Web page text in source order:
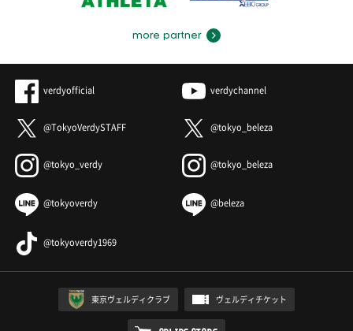
more partner
verdyofficial verdychannel
@TokyoVerdySTAFF @tokyo_beleza
@tokyo_verdy @tokyo_beleza
@tokyoverdy @beleza
@tokyoverdy1969
東京ヴェルディクラブ ヴェルディチケット